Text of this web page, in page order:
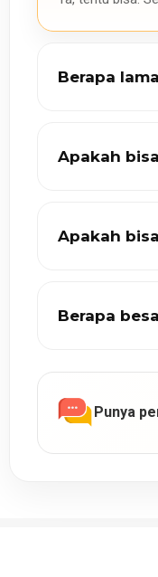
Berapa
Apakah
Apakah
Berapa
Punya